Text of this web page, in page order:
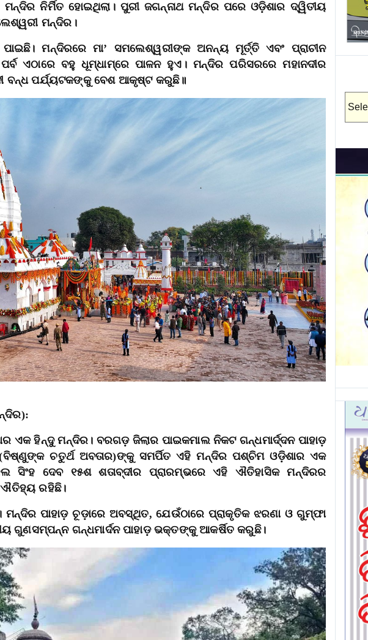
ମନ୍ଦିର ନିର୍ମିତ ହୋଇଥିଲା। ପୁରୀ ଜଗନ୍ନାଥ ମନ୍ଦିର ପରେ ଓଡ଼ିଶାର ଦ୍ୱିତୀୟ
ମନ୍ଦିର।
ମନ୍ଦିରରେ ମା’ ସମଲେଶ୍ୱରୀଙ୍କ ଅନନ୍ୟ ମୂର୍ତ୍ତି ଏବଂ ପ୍ରାଚୀନ
ଏଠାରେ ବହୁ ଧୂମ୍‌ଧାମ୍‌ରେ ପାଳନ ହୁଏ। ମନ୍ଦିର ପରିସରରେ ମହାନଦୀର
ବନ୍ଧ ପର୍ଯ୍ୟଟକଙ୍କୁ ବେଶ ଆକୃଷ୍ଟ କରୁଛି॥
ଏକ ହିନ୍ଦୁ ମନ୍ଦିର। ବରଗଡ଼ ଜିଲାର ପାଇକମାଲ ନିକଟ ଗନ୍ଧମାର୍ଦ୍ଦନ ପାହାଡ଼
ଚତୁର୍ଥ ଅବତାର)ଙ୍କୁ ସମର୍ପିତ ଏହି ମନ୍ଦିର ପଶ୍ଚିମ ଓଡ଼ିଶାର ଏକ
ସିଂହ ଦେବ ୧୫ଶ ଶତାବ୍ଦୀର ପ୍ରାରମ୍ଭରେ ଏହି ଐତିହାସିକ ମନ୍ଦିରର
ରହିଛି।
ପାହାଡ଼ ଚୂଡ଼ାରେ ଅବସ୍ଥିତ, ଯେଉଁଠାରେ ପ୍ରାକୃତିକ ଝରଣା ଓ ଗୁମ୍ଫା
ଗୁଣସମ୍ପନ୍ନ ଗନ୍ଧମାର୍ଦନ ପାହାଡ଼ ଭକ୍ତଙ୍କୁ ଆକର୍ଷିତ କରୁଛି।